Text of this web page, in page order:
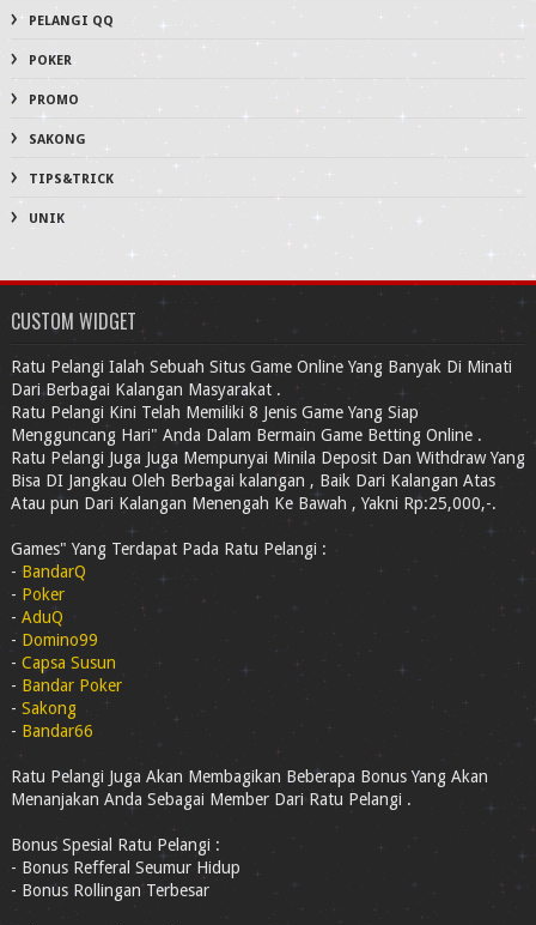
PELANGI QQ
POKER
PROMO
SAKONG
TIPS&TRICK
UNIK
CUSTOM WIDGET
Ratu Pelangi Ialah Sebuah Situs Game Online Yang Banyak Di Minati
Dari Berbagai Kalangan Masyarakat .
Ratu Pelangi Kini Telah Memiliki 8 Jenis Game Yang Siap
Mengguncang Hari" Anda Dalam Bermain Game Betting Online .
Ratu Pelangi Juga Juga Mempunyai Minila Deposit Dan Withdraw Yang
Bisa DI Jangkau Oleh Berbagai kalangan , Baik Dari Kalangan Atas
Atau pun Dari Kalangan Menengah Ke Bawah , Yakni Rp:25,000,-.
Games" Yang Terdapat Pada Ratu Pelangi :
- BandarQ
- Poker
- AduQ
- Domino99
- Capsa Susun
- Bandar Poker
- Sakong
- Bandar66
Ratu Pelangi Juga Akan Membagikan Beberapa Bonus Yang Akan
Menanjakan Anda Sebagai Member Dari Ratu Pelangi .
Bonus Spesial Ratu Pelangi :
- Bonus Refferal Seumur Hidup
- Bonus Rollingan Terbesar